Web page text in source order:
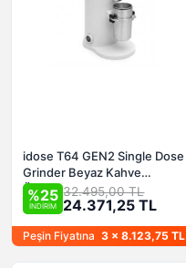
idose T64 GEN2 Single Dose
Grinder Beyaz Kahve
Öğütücü RPM ayarlı
%25
İNDİRİM
32.495,00 TL
24.371,25 TL
Peşin Fiyatına 3 x 8.123,75 TL